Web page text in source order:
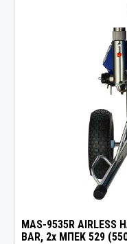
MAS-9535R
BAR, 2x ΜΠΕΚ 529